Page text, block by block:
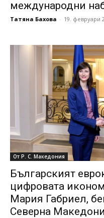
международни
Татяна Бахова - 19. февруари
От Р. С. Македония
Българският
цифровата
Мария Габриел,
Северна